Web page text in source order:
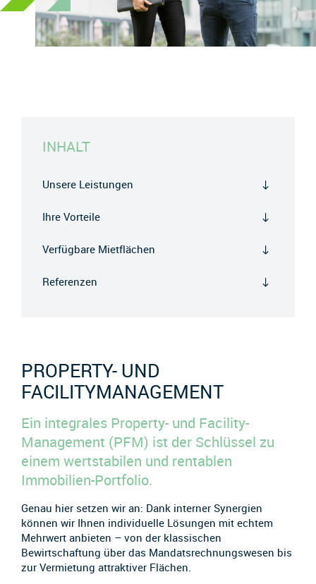
INHALT
Unsere Leistungen
Ihre Vorteile
Verfügbare Mietflächen
Referenzen
PROPERTY- UND
FACILITYMANAGEMENT
Ein integrales Property- und Facility-
Management (PFM) ist der Schlüssel zu
einem wertstabilen und rentablen
Immobilien-Portfolio.
Genau hier setzen wir an: Dank interner Synergien
können wir Ihnen individuelle Lösungen mit echtem
Mehrwert anbieten – von der klassischen
Bewirtschaftung über das Mandatsrechnungswesen bis
zur Vermietung attraktiver Flächen.